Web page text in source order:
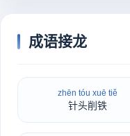
成语接龙
zhēn tóu xuē tiě
针头削铁